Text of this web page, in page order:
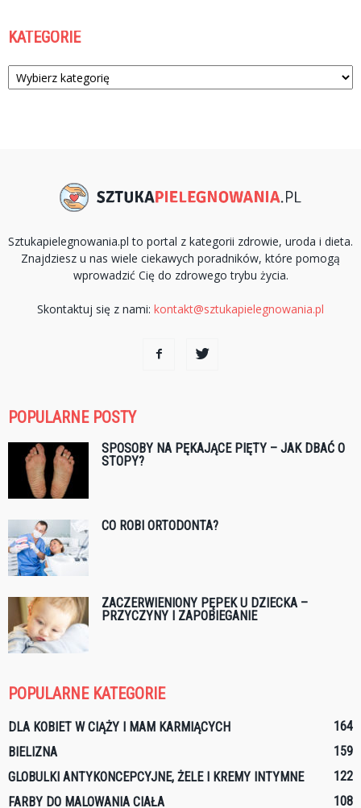
KATEGORIE
Kategorie
Sztukapielegnowania.pl to portal z kategorii zdrowie, uroda i dieta.
Znajdziesz u nas wiele ciekawych poradników, które pomogą
wprowadzić Cię do zdrowego trybu życia.
Skontaktuj się z nami: kontakt@sztukapielegnowania.pl
POPULARNE POSTY
SPOSOBY NA PĘKAJĄCE PIĘTY – JAK DBAĆ O
STOPY?
CO ROBI ORTODONTA?
ZACZERWIENIONY PĘPEK U DZIECKA –
PRZYCZYNY I ZAPOBIEGANIE
POPULARNE KATEGORIE
DLA KOBIET W CIĄŻY I MAM KARMIĄCYCH
164
BIELIZNA
159
GLOBULKI ANTYKONCEPCYJNE, ŻELE I KREMY INTYMNE
122
FARBY DO MALOWANIA CIAŁA
108